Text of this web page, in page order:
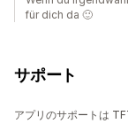
für dich da 🙂
サポート
アプリのサポートは